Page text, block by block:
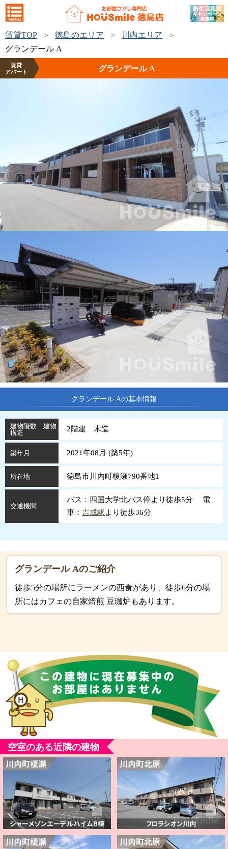
賃貸TOP 徳島のエリア
川内エリア
グランデール A
賃貸
アパート
グランデール A
グランデール Aの基本情報
建物階数 建物
構造
2階建 木造
築年月 2021年08月 (築5年)
所在地 徳島市川内町榎瀬790番地1
交通機関
バス：四国大学北バス停より徒歩5分 電
車： 吉成駅より徒歩36分
グランデール Aのご紹介
徒歩5分の場所にラーメンの西食があり、徒歩6分の場
所にはカフェの自家焙煎 豆珈炉もあります。
空室のある近隣の建物